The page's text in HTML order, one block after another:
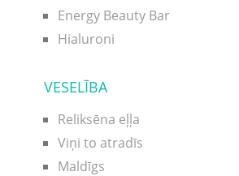
Energy Beauty Bar
Hialuroni
VESELĪBA
Reliksēna eļļa
Viņi to atradīs
Maldīgs